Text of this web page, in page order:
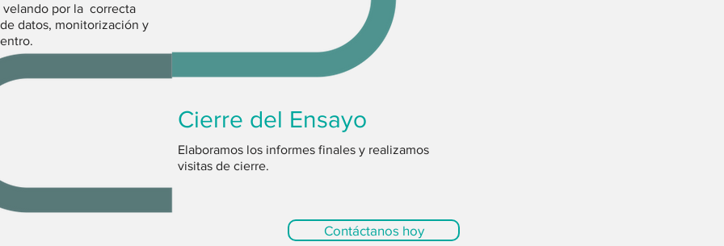
velando por la correcta
datos, monitorización y
Cierre del Ensayo
Elaboramos los informes finales y realizamos
visitas de cierre.
Contáctanos hoy